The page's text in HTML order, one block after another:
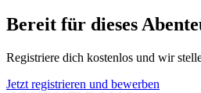
Bereit für dieses
Registriere dich kostenlos und wir
Jetzt registrieren und bewerben